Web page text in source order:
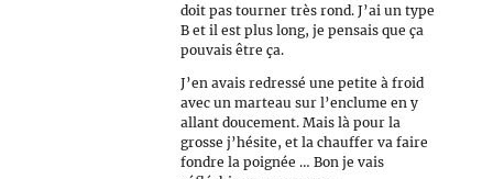
doit pas tourner très rond. J’ai un type
B et il est plus long, je pensais que ça
pouvais être ça.
J’en avais redressé une petite à froid
avec un marteau sur l’enclume en y
allant doucement. Mais là pour la
grosse j’hésite, et la chauffer va faire
fondre la poignée … Bon je vais